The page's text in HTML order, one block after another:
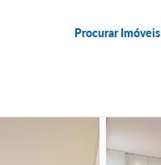
Procurar Imóveis